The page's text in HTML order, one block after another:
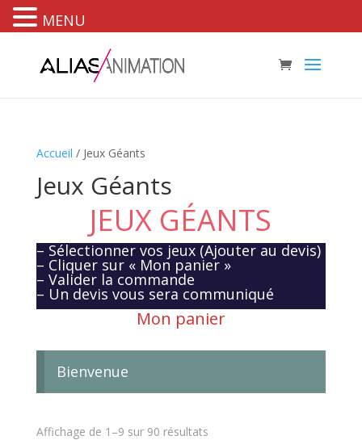
Accueil / Jeux Géants
Jeux Géants
JEUX GÉANTS
– Sélectionner vos jeux (Ajouter au devis)
– Cliquer sur « Mon panier »
– Valider la commande
– Un devis vous sera communiqué
Mon panier
Bienvenue
Affichage de 1–9 sur 90 résultats
MENU